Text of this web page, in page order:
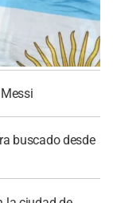
buscado desde